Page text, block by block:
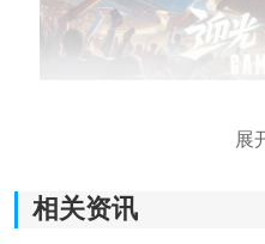
KPL选拔赛 11月16日-11月
展
相关资讯